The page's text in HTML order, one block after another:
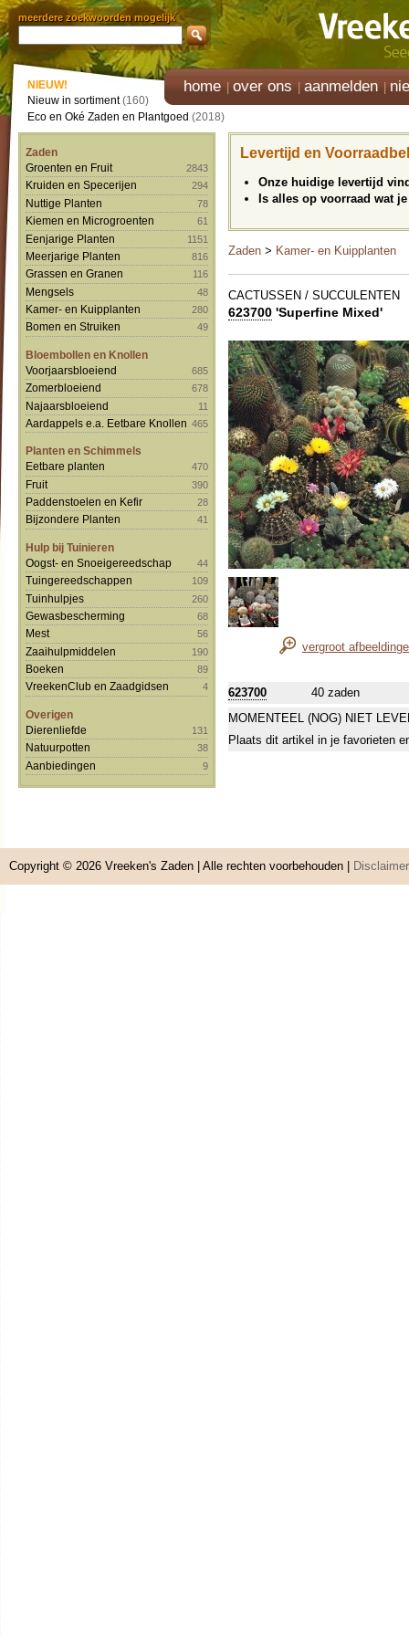
meerdere zoekwoorden mogelijk
home over ons aanmelden
NIEUW!
Nieuw in sortiment(160)
Eco en Oké Zaden en Plantgoed (2018)
Zaden
Groenten en Fruit
2843
Kruiden en Specerijen 294
Nuttige Planten 78
Kiemen en Microgroenten 61
Eenjarige Planten 1151
Meerjarige Planten 816
Grassen en Granen 116
Mengsels 48
Kamer- en Kuipplanten 280
Bomen en Struiken 49
Bloembollen en Knollen
Voorjaarsbloeiend
685
Zomerbloeiend 678
Najaarsbloeiend 11
Aardappels e.a. Eetbare Knollen 465
Planten en Schimmels
Eetbare planten
470
Fruit 390
Paddenstoelen en Kefir 28
Bijzondere Planten 41
Hulp bij Tuinieren
Oogst- en Snoeigereedschap
44
Tuingereedschappen 109
Tuinhulpjes 260
Gewasbescherming 68
Mest 56
Zaaihulpmiddelen 190
Boeken 89
VreekenClub en Zaadgidsen 4
Overigen
Dierenliefde
131
Natuurpotten 38
Aanbiedingen 9
Levertijd en
Onze huidige levertijd
Is alles op voorraad wat
Zaden > Kamer- en Kuipplanten
CACTUSSEN / SUCCULENTEN
623700 'Superfine Mixed'
vergroot
623700
40 zaden
MOMENTEEL (NOG) NIET
Plaats dit artikel in je favorieten
Copyright © 2026 Vreeken's Zaden | Alle rechten voorbehouden | Disclaimer